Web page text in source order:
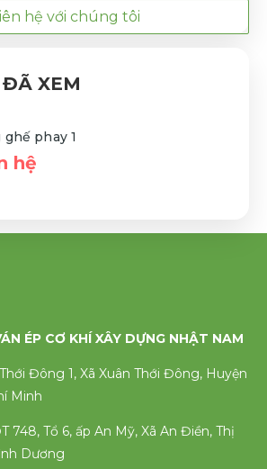
hệ với chúng tôi
XEM
ghế phay 1
hệ
ÉP CƠ KHÍ XÂY DỰNG NHẬT NAM
Đông 1, Xã Xuân Thới Đông, Huyện
Minh
748, Tổ 6, ấp An Mỹ, Xã An Điền, Thị
Dương